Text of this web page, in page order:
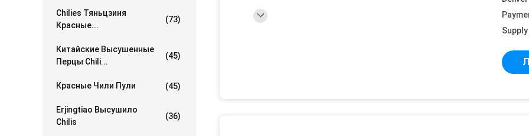
Chilies Тяньцзиня
Красные...
(73)
Китайские Высушенные
Перцы Chili...
(45)
Красные Чили Пули (45)
Erjingtiao Высушило
Chilis
(36)